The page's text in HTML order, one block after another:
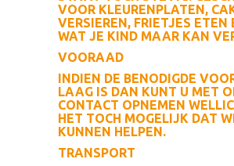
VOOR KLEURENPLATEN,
VERSIEREN, FRIETJES ETEN
WAT JE KIND MAAR KAN
VOORAAD
INDIEN DE BENODIGDE
LAAG IS DAN KUNT U MET
CONTACT OPNEMEN
HET TOCH MOGELIJK DAT
KUNNEN HELPEN.
TRANSPORT